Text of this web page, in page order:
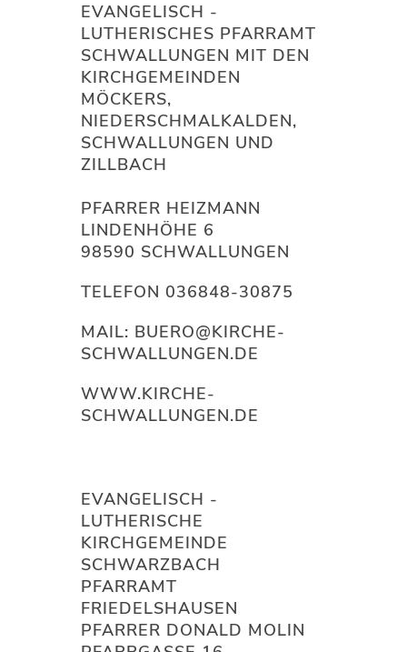
EVANGELISCH -
LUTHERISCHES PFARRAMT
SCHWALLUNGEN MIT DEN
KIRCHGEMEINDEN
MÖCKERS,
NIEDERSCHMALKALDEN,
SCHWALLUNGEN UND
ZILLBACH
PFARRER HEIZMANN
LINDENHÖHE 6
98590 SCHWALLUNGEN
TELEFON 036848-30875
MAIL: BUERO@KIRCHE-
SCHWALLUNGEN.DE
WWW.KIRCHE-
SCHWALLUNGEN.DE
EVANGELISCH -
LUTHERISCHE
KIRCHGEMEINDE
SCHWARZBACH
PFARRAMT
FRIEDELSHAUSEN
PFARRER DONALD MOLIN